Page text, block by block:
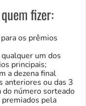
fizer:
os prêmios
um dos
principais;
a dezena final
anteriores ou das 3
do número sorteado
premiados pela